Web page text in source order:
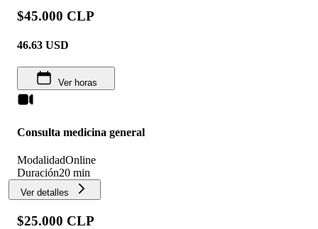
$45.000 CLP
46.63 USD
Ver horas
Consulta medicina general
ModalidadOnline
Duración20 min
Ver detalles
$25.000 CLP